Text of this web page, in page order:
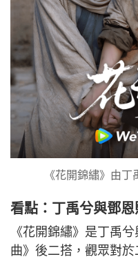
《花開錦繡》由
看點：丁禹兮與鄧恩
《花開錦繡》是丁禹
曲》後二搭，觀眾對